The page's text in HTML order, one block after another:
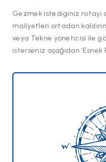
Gezmek istediginiz rotayı
maliyetleri ortadan
veya Tekne yöneticisi ile
isterseniz aşağıdan